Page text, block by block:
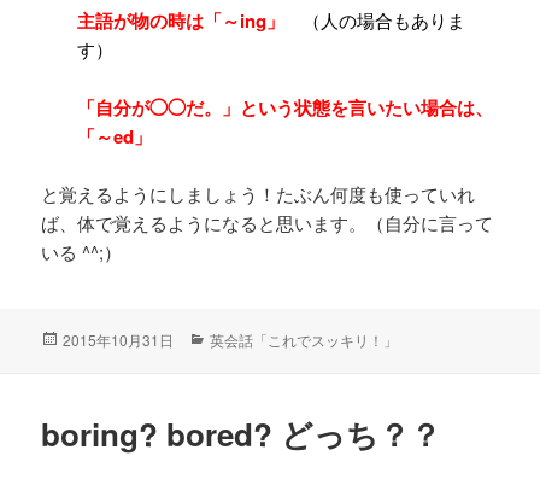
主語が物の時は「～ing」
（人の場合もありま
す）
「自分が◯◯だ。」という状態を言いたい場合は、
「～ed」
と覚えるようにしましょう！たぶん何度も使っていれ
ば、体で覚えるようになると思います。（自分に言って
いる ^^;）
投
2015年10月31日
カ
ー
英会話「これでスッキリ！」
boring? bored? どっち？？